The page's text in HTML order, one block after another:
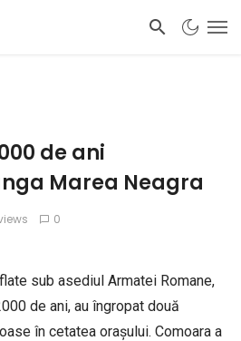
de ani
Marea Neagra
0
sub asediul Armatei Romane,
de ani, au îngropat două
în cetatea orașului. Comoara a